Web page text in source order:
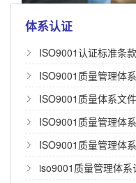
体系认证
ISO9001认证标准条
ISO9001​质量管理体
ISO9001质量体系文
ISO9001质量管理体
ISO9001质量管理体
iso9001质量管理体系